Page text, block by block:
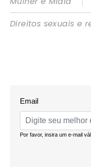
Direitos sexuais e